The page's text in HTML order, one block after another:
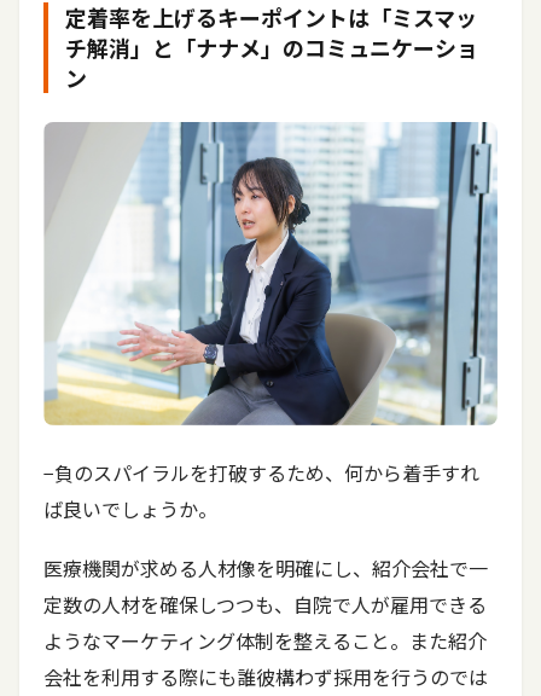
定着率を上げるキーポイントは「ミスマッ
チ解消」と「ナナメ」のコミュニケーショ
ン
−負のスパイラルを打破するため、何から着手すれ
ば良いでしょうか。
医療機関が求める人材像を明確にし、紹介会社で一
定数の人材を確保しつつも、自院で人が雇用できる
ようなマーケティング体制を整えること。また紹介
会社を利用する際にも誰彼構わず採用を行うのでは